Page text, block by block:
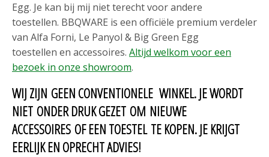
Egg. Je kan bij mij niet terecht voor andere
toestellen. BBQWARE is een officiële premium verdeler
van Alfa Forni, Le Panyol & Big Green Egg
toestellen en accessoires. Altijd welkom voor een
bezoek in onze showroom.
WIJ ZIJN GEEN CONVENTIONELE WINKEL. JE WORDT
NIET ONDER DRUK GEZET OM NIEUWE
ACCESSOIRES OF EEN TOESTEL TE KOPEN. JE KRIJGT
EERLIJK EN OPRECHT ADVIES!